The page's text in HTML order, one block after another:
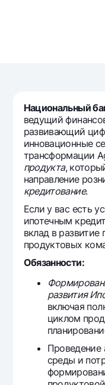
Everything is
Garmin pay
Escrow
Mobile
FAQ
Ищите по
Search
Helpful links
FAQ
Press Center
Offices and ATMs
Consent for
Follow us on social
Contact center
+998 78 148-00-10
Национальный
ведущий
развивающий
инновационные
трансформации
продукта,
направление
кредитование.
Если у вас есть
ипотечным
вклад в
продуктовых
Обязанности:
развития
включая
циклом
Проведение
среды и